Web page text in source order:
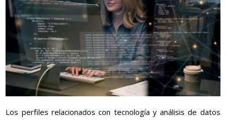
Los perfiles relacionados con tecnología y análisis de datos